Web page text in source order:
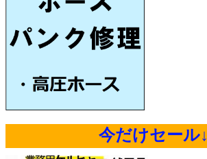
今だけセール↓